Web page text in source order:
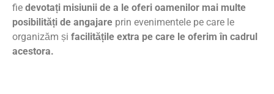
fie devotați misiunii de a le oferi oamenilor mai multe
posibilități de angajare prin evenimentele pe care le
organizăm și facilitățile extra pe care le oferim în cadrul
acestora.